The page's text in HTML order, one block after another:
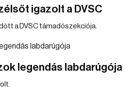
igazolt a DVSC
a DVSC támadószekciója.
legendás labdarúgója